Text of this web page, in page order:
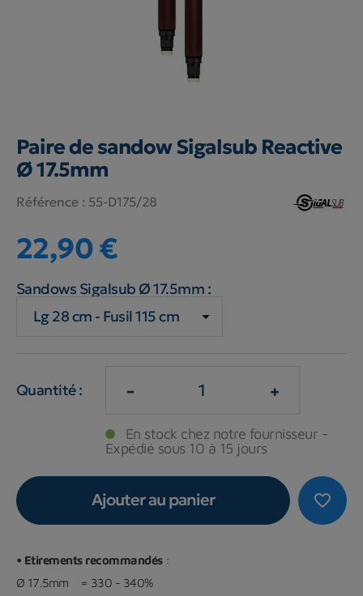
Paire de sandow Sigalsub Reactive
Ø 17.5mm
Référence : 55-D175/28
22,90 €
Sandows Sigalsub Ø 17.5mm :
Quantité : - +
En stock chez notre fournisseur -
Expédié sous 10 à 15 jours
favorite_border
Ajouter au panier
• Etirements recommandés:
Ø 17.5mm = 330 - 340%